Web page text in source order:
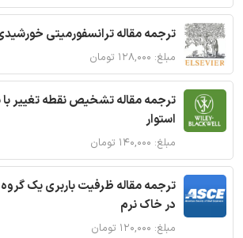
ترجمه مقاله ترانسفورمیتی
مبلغ: ۱۲۸,۰۰۰ تومان
ترجمه مقاله تشخیص نقطه تغییر با
استوار
مبلغ: ۱۴۰,۰۰۰ تومان
ترجمه مقاله ظرفیت باربری یک
در خاک نرم
مبلغ: ۱۲۰,۰۰۰ تومان